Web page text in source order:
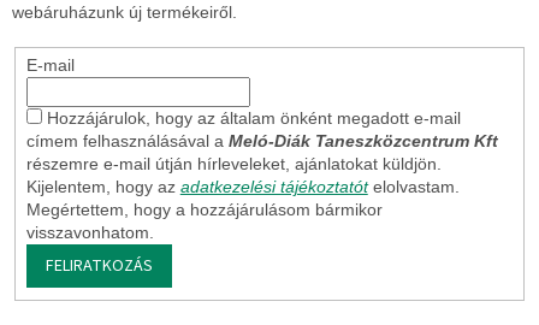
webáruházunk új termékeiről.
E-mail
Hozzájárulok, hogy az általam önként megadott e-mail
címem felhasználásával a Meló-Diák Taneszközcentrum Kft
részemre e-mail útján hírleveleket, ajánlatokat küldjön.
Kijelentem, hogy az adatkezelési tájékoztatót elolvastam.
Megértettem, hogy a hozzájárulásom bármikor
visszavonhatom.
FELIRATKOZÁS